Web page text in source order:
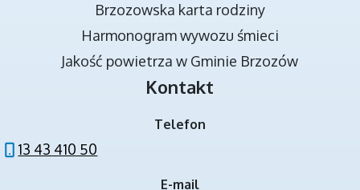
DOKUMENTY STRATEGICZNE
Brzozowska karta rodziny
Harmonogram wywozu śmieci
Jakość powietrza w Gminie Brzozów
Kontakt
Telefon
13 43 410 50
E-mail